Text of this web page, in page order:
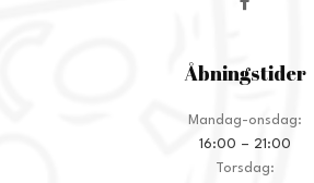
Åbningstider
Mandag-onsdag:
16:00 – 21:00
Torsdag: